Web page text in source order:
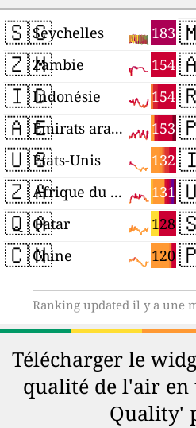
🇸🇨 183
Seychelles
🇿🇲 154
Zambie
🇮🇩 154
Indonésie
🇦🇪 153
Émirats arabes unis
🇺🇸 132
États-Unis
🇿🇦 131
Afrique du Sud
🇶🇦 128
Qatar
🇨🇳 120
Chine
Ranking updated il y a une
Télécharger le
qualité de l'air
Quality'